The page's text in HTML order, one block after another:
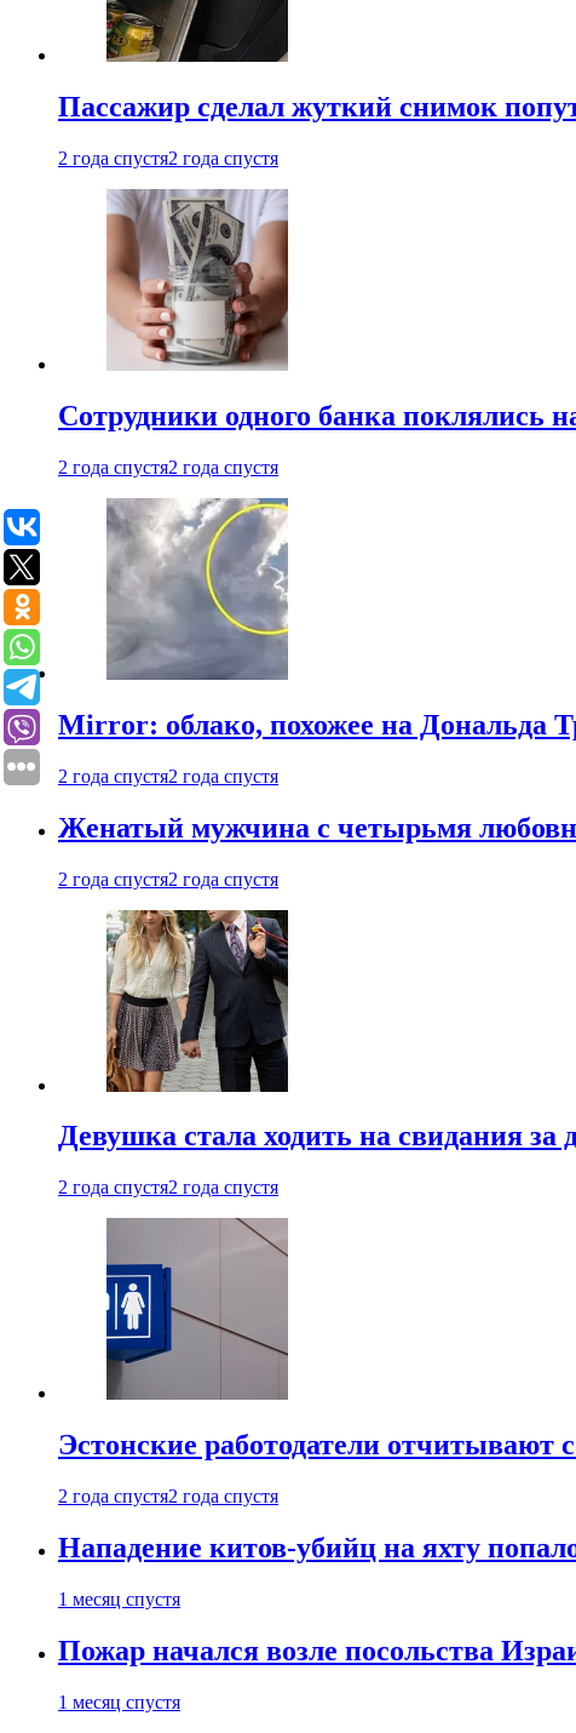
Пассажир сделал жуткий снимок
2 года спустя2 года спустя
Сотрудники одного банка поклялись
2 года спустя2 года спустя
Mirror: облако, похожее на Дональда
2 года спустя2 года спустя
Женатый мужчина с четырьмя
2 года спустя2 года спустя
Девушка стала ходить на свидания за
2 года спустя2 года спустя
Эстонские работодатели отчитывают
2 года спустя2 года спустя
Нападение китов-убийц на яхту
1 месяц спустя
Пожар начался возле посольства
1 месяц спустя